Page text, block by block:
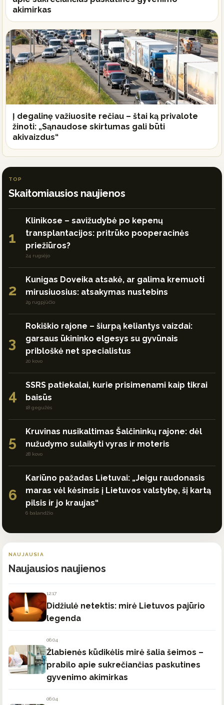
akimirkas
Į degalinę važiuosite rečiau – štai ką privalote
žinoti: „Sąnaudose skirtumas gali būti
akivaizdus“
TOP
Skaitomiausios naujienos
1
Klinikose – savižudybė po kepenų
transplantacijos: pritrūko pooperacinės
priežiūros?
24 rugsėjo
2
Kunigas Doveika atsakė, ar galima kremuoti
mirusiuosius: atsakymas nustebins
29 rugpjūčio
3
Rokiškio rajone – šiurpą keliantys vaizdai:
garsaus ūkininko elgesys su gyvūnais
pribloškė net specialistus
20 kovo
4
SSRS patiekalai, kurie prisimenami kaip tikrai
baisūs
18 gegužės
5
Kruvinas nusikaltimas Šalčininkų rajone: dėl
nužudymo sulaikyti vyras ir moteris
28 kovo
6
Kariūno pažadas Lietuvai: „Jeigu raudonasis
maras vėl kėsinsis į Lietuvos valstybę, šį kartą
pilsis ir jo kraujas“
6 balandžio
NAUJAUSIA
Naujausios naujienos
12:17
Didžiulė netektis: mirė Lietuvos pajūrio
legenda
06:04
Žlabienės kūdikėlis mirė šalia šeimos –
prabilo apie sukrečiančias paskutines
gyvenimo akimirkas
06:04